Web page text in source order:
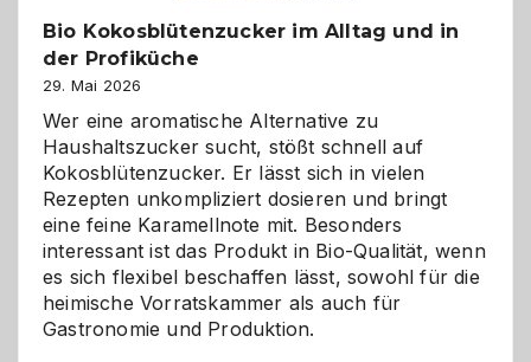
eigenen
Bio Kokosblütenzucker im Alltag und in
der Profiküche
29. Mai 2026
Wer eine aromatische Alternative zu
Haushaltszucker sucht, stößt schnell auf
Kokosblütenzucker. Er lässt sich in vielen
Rezepten unkompliziert dosieren und bringt
eine feine Karamellnote mit. Besonders
interessant ist das Produkt in Bio-Qualität, wenn
es sich flexibel beschaffen lässt, sowohl für die
heimische Vorratskammer als auch für
Gastronomie und Produktion.